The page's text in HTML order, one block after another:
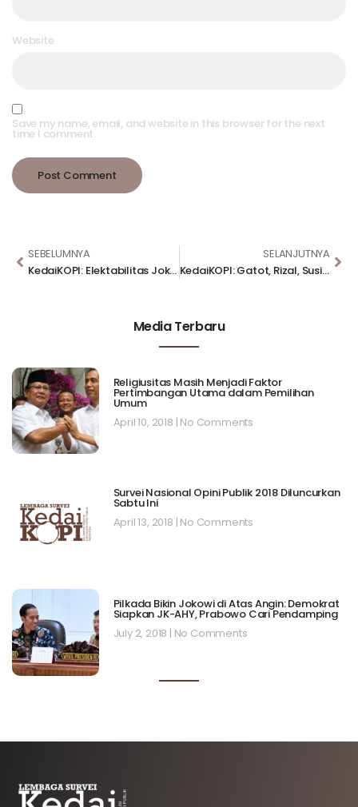
Website
Save my name, email, and website in this browser for the next
time I comment.
SEBELUMNYA
KedaiKOPI: Elektabilitas Jokowi Tertinggi, Gatot Cawapres Favorit, TGB Paling Religius
SELANJUTNYA
KedaiKOPI: Gatot, Rizal, Susi, Anies dan TGB, 5 Besar Calon Presiden Alternatif
Media Terbaru
Religiusitas Masih Menjadi Faktor
Pertimbangan Utama dalam Pemilihan
Umum
April 10, 2018 No Comments
Survei Nasional Opini Publik 2018 Diluncurkan
Sabtu Ini
April 13, 2018 No Comments
Pilkada Bikin Jokowi di Atas Angin: Demokrat
Siapkan JK-AHY, Prabowo Cari Pendamping
July 2, 2018 No Comments